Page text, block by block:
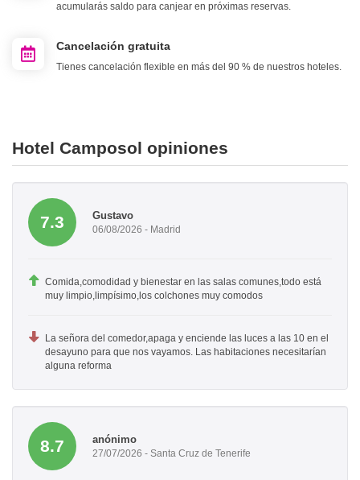
acumularás saldo para canjear en próximas reservas.
Cancelación gratuita
Tienes cancelación flexible en más del 90 % de nuestros hoteles.
Hotel Camposol opiniones
7.3 Gustavo
06/08/2026 - Madrid
Comida,comodidad y bienestar en las salas comunes,todo está
muy limpio,limpísimo,los colchones muy comodos
La señora del comedor,apaga y enciende las luces a las 10 en el
desayuno para que nos vayamos. Las habitaciones necesitarían
alguna reforma
8.7 anónimo
27/07/2026 - Santa Cruz de Tenerife